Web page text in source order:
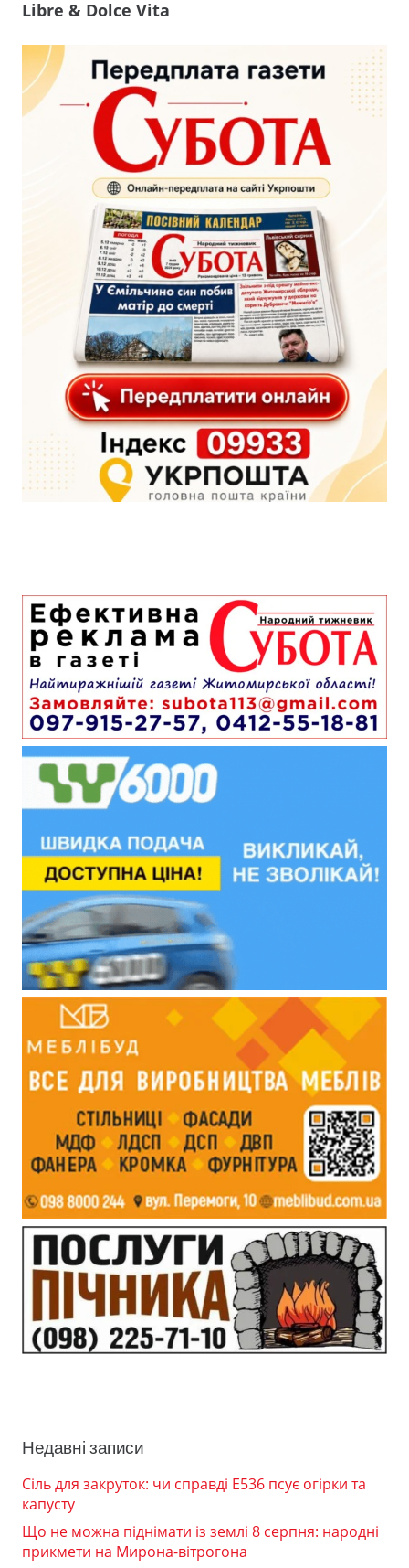
Libre & Dolce Vita
Недавні записи
Сіль для закруток: чи справді Е536 псує огірки та
капусту
Що не можна піднімати із землі 8 серпня: народні
прикмети на Мирона-вітрогона